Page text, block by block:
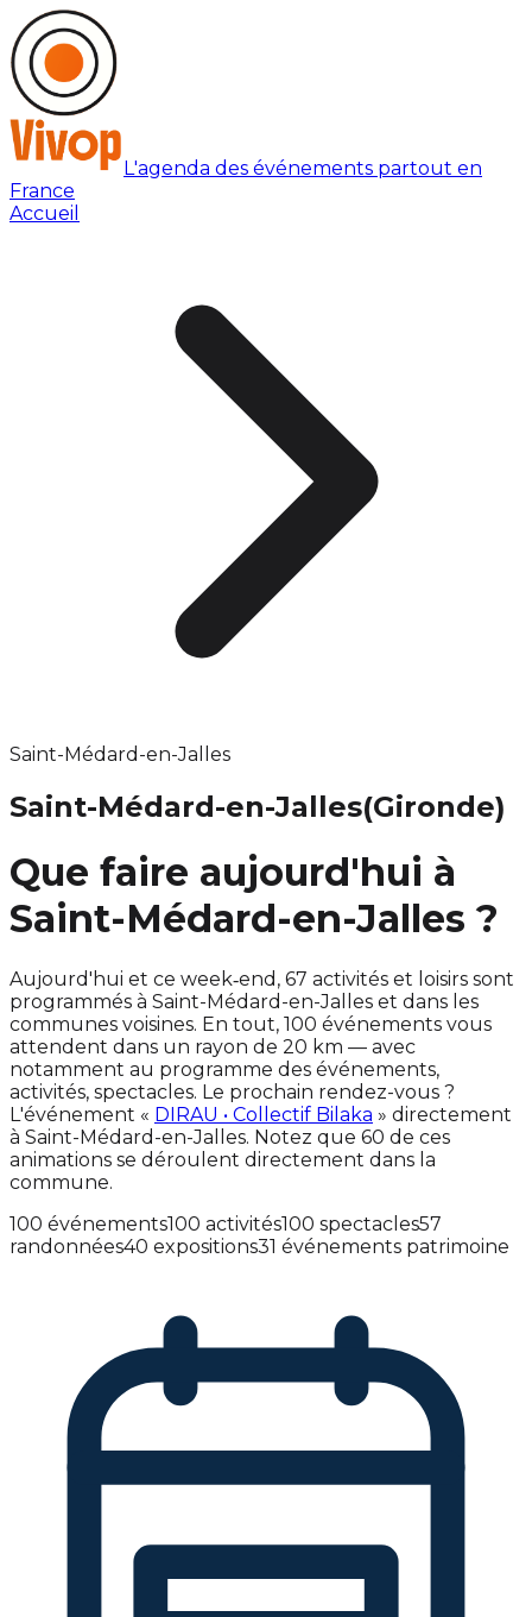
L'agenda des événements partout en
France
Accueil
Saint-Médard-en-Jalles
Saint-Médard-en-Jalles(Gironde)
Que faire aujourd'hui à
Saint-Médard-en-Jalles ?
Aujourd'hui et ce week‑end, 67 activités et loisirs sont
programmés à Saint-Médard-en-Jalles et dans les
communes voisines. En tout, 100 événements vous
attendent dans un rayon de 20 km — avec
notamment au programme des événements,
activités, spectacles. Le prochain rendez-vous ?
L'événement « DIRAU • Collectif Bilaka » directement
à Saint-Médard-en-Jalles. Notez que 60 de ces
animations se déroulent directement dans la
commune.
100 événements100 activités100 spectacles57
randonnées40 expositions31 événements patrimoine